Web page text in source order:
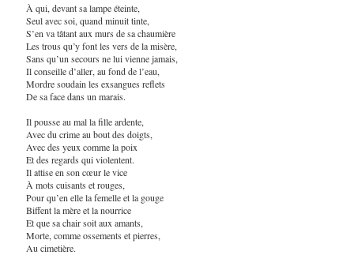
À qui, devant sa lampe éteinte,
Seul avec soi, quand minuit tinte,
S’en va tâtant aux murs de sa chaumière
Les trous qu’y font les vers de la misère,
Sans qu’un secours ne lui vienne jamais,
Il conseille d’aller, au fond de l’eau,
Mordre soudain les exsangues reflets
De sa face dans un marais.
Il pousse au mal la fille ardente,
Avec du crime au bout des doigts,
Avec des yeux comme la poix
Et des regards qui violentent.
Il attise en son cœur le vice
À mots cuisants et rouges,
Pour qu’en elle la femelle et la gouge
Biffent la mère et la nourrice
Et que sa chair soit aux amants,
Morte, comme ossements et pierres,
Au cimetière.